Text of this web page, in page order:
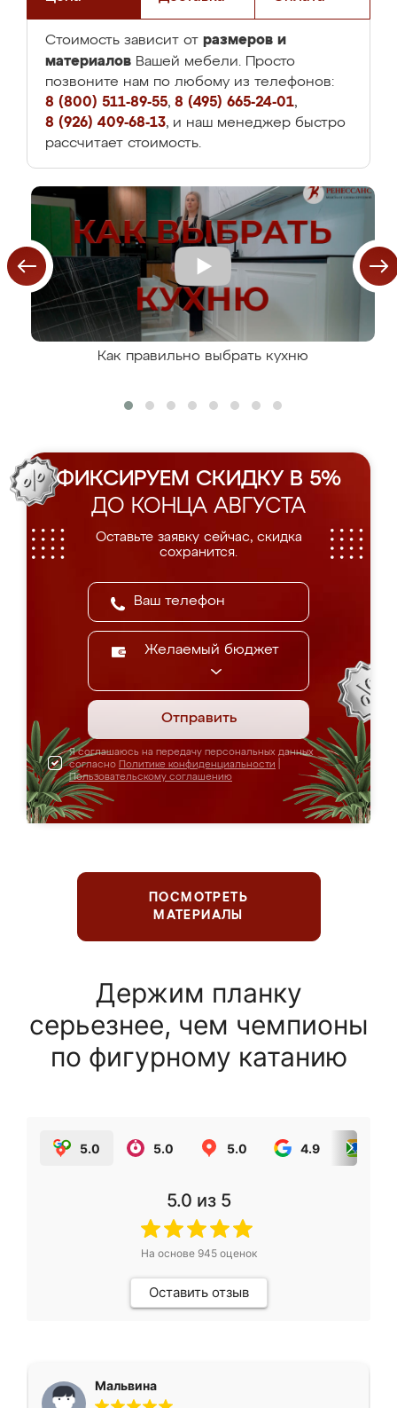
Стоимость зависит от размеров и
материалов Вашей мебели. Просто
позвоните нам по любому из телефонов:
8 (800) 511-89-55, 8 (495) 665-24-01,
8 (926) 409-68-13, и наш менеджер быстро
рассчитает стоимость.
Как правильно выбрать кухню
ФИКСИРУЕМ СКИДКУ В 5%
ДО КОНЦА АВГУСТА
Оставьте заявку сейчас, скидка
сохранится.
Желаемый бюджет
Отправить
Я соглашаюсь на передачу персональных данных
согласно Политике конфиденциальности
Пользовательскому соглашению
ПОСМОТРЕТЬ
МАТЕРИАЛЫ
Держим планку
серьезнее, чем чемпионы
по фигурному катанию
5.0 5.0 5.0 4.9
5.0 из 5
На основе 945оценок
Оставить отзыв
Мальвина